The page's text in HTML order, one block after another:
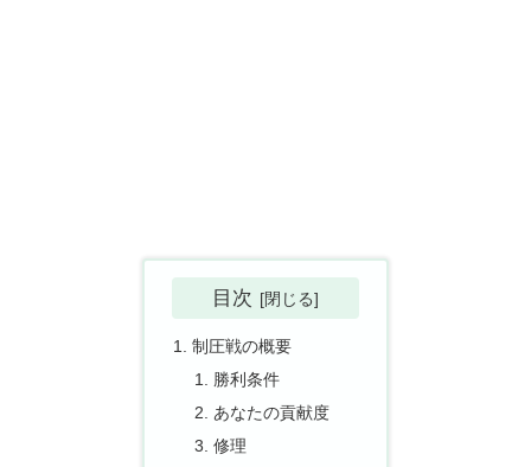
目次
制圧戦の概要
勝利条件
あなたの貢献度
修理